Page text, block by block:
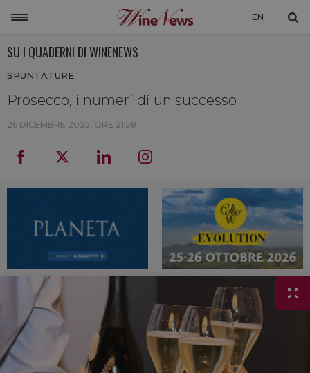
EN
NON SOLO VINO
NEWSLETTER
LA CANTINA DI WINENEWS
DICONO DI NOI
WINENEWS TV
SU I QUADERNI DI WINENEWS
SPUNTATURE
Prosecco, i numeri di un successo
26 DICEMBRE 2025, ORE 21:58